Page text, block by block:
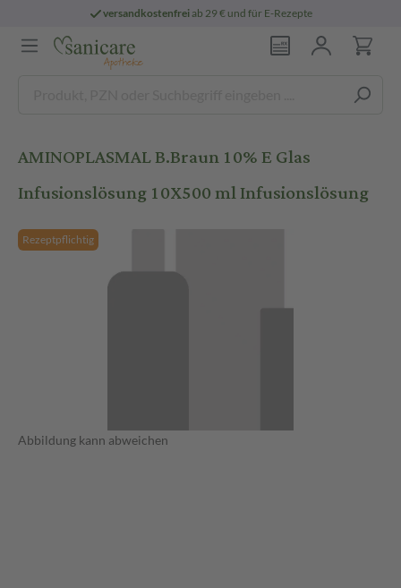
versandkostenfreiab 29 € und für E-Rezepte
AMINOPLASMAL B.Braun 10% E Glas
Infusionslösung 10X500 ml Infusionslösung
Rezeptpflichtig
Abbildung kann abweichen